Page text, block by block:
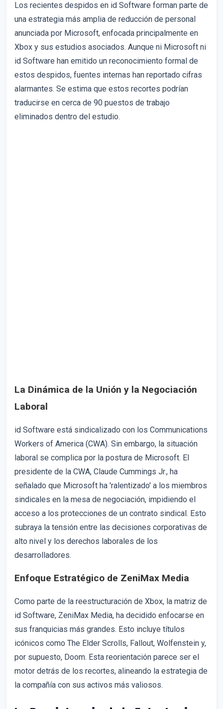
Los recientes despidos en id Software forman parte de
una estrategia más amplia de reducción de personal
anunciada por Microsoft, enfocada principalmente en
Xbox y sus estudios asociados. Aunque ni Microsoft ni
id Software han emitido un reconocimiento formal de
estos despidos, fuentes internas han reportado cifras
alarmantes. Se estima que estos recortes podrían
traducirse en cerca de 90 puestos de trabajo
eliminados dentro del estudio.
La Dinámica de la Unión y la Negociación
Laboral
id Software está sindicalizado con los Communications
Workers of America (CWA). Sin embargo, la situación
laboral se complica por la postura de Microsoft. El
presidente de la CWA, Claude Cummings Jr., ha
señalado que Microsoft ha 'ralentizado' a los miembros
sindicales en la mesa de negociación, impidiendo el
acceso a los protecciones de un contrato sindical. Esto
subraya la tensión entre las decisiones corporativas de
alto nivel y los derechos laborales de los
desarrolladores.
Enfoque Estratégico de ZeniMax Media
Como parte de la reestructuración de Xbox, la matriz de
id Software, ZeniMax Media, ha decidido enfocarse en
sus franquicias más grandes. Esto incluye títulos
icónicos como The Elder Scrolls, Fallout, Wolfenstein y,
por supuesto, Doom. Esta reorientación parece ser el
motor detrás de los recortes, alineando la estrategia de
la compañía con sus activos más valiosos.